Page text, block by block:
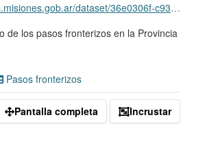
c936-4a43-9c01-ff974a2509f8/resource/bb5d7601-f22f-4266-ae56-e5249115ec7d/download/pasos.csv
de los pasos fronterizos en la Provincia
Pasos fronterizos
Pantalla completa Incrustar